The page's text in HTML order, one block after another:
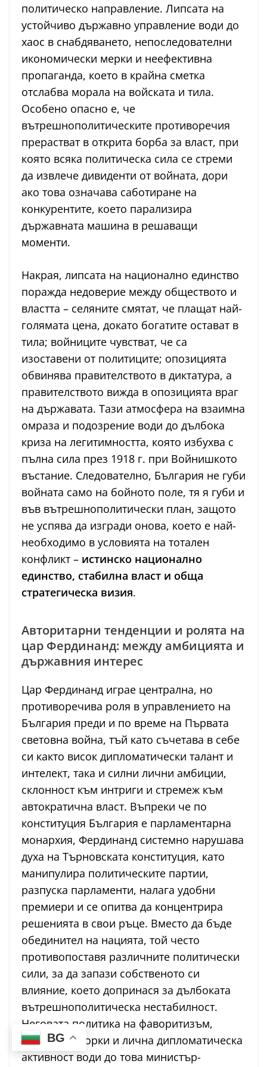
политическо направление. Липсата на
устойчиво държавно управление води до
хаос в снабдяването, непоследователни
икономически мерки и неефективна
пропаганда, което в крайна сметка
отслабва морала на войската и тила.
Особено опасно е, че
вътрешнополитическите противоречия
прерастват в открита борба за власт, при
която всяка политическа сила се стреми
да извлече дивиденти от войната, дори
ако това означава саботиране на
конкурентите, което парализира
държавната машина в решаващи
моменти.
Накрая, липсата на национално единство
поражда недоверие между обществото и
властта – селяните смятат, че плащат най-
голямата цена, докато богатите остават в
тила; войниците чувстват, че са
изоставени от политиците; опозицията
обвинява правителството в диктатура, а
правителството вижда в опозицията враг
на държавата. Тази атмосфера на взаимна
омраза и подозрение води до дълбока
криза на легитимността, която избухва с
пълна сила през 1918 г. при Войнишкото
въстание. Следователно, България не губи
войната само на бойното поле, тя я губи и
във вътрешнополитически план, защото
не успява да изгради онова, което е най-
необходимо в условията на тотален
конфликт – истинско национално
единство, стабилна власт и обща
стратегическа визия.
Авторитарни тенденции и ролята на
цар Фердинанд: между амбицията и
държавния интерес
Цар Фердинанд играе централна, но
противоречива роля в управлението на
България преди и по време на Първата
световна война, тъй като съчетава в себе
си както висок дипломатически талант и
интелект, така и силни лични амбиции,
склонност към интриги и стремеж към
автократична власт. Въпреки че по
конституция България е парламентарна
монархия, Фердинанд системно нарушава
духа на Търновската конституция, като
манипулира политическите партии,
разпуска парламенти, налага удобни
премиери и се опитва да концентрира
решенията в свои ръце. Вместо да бъде
обединител на нацията, той често
противопоставя различните политически
сили, за да запази собственото си
влияние, което допринася за дълбоката
вътрешнополитическа нестабилност.
Неговата политика на фаворитизъм,
тайни договорки и лична дипломатическа
активност води до това министър-
BG